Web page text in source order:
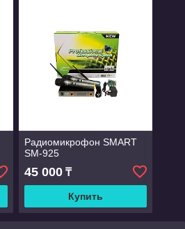
Радиомикрофон SMART
SM-925
45 000₸
Купить